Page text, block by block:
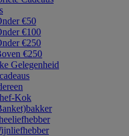
€50
€100
€250
€250
Gelegenheid
Kok